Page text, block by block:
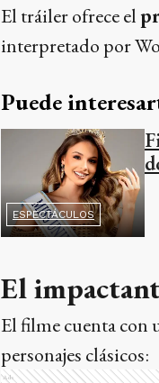
El tráiler ofrece el
interpretado por
Puede
ESPECTÁCULOS
El
El filme cuenta con
personajes clásicos:
Ads